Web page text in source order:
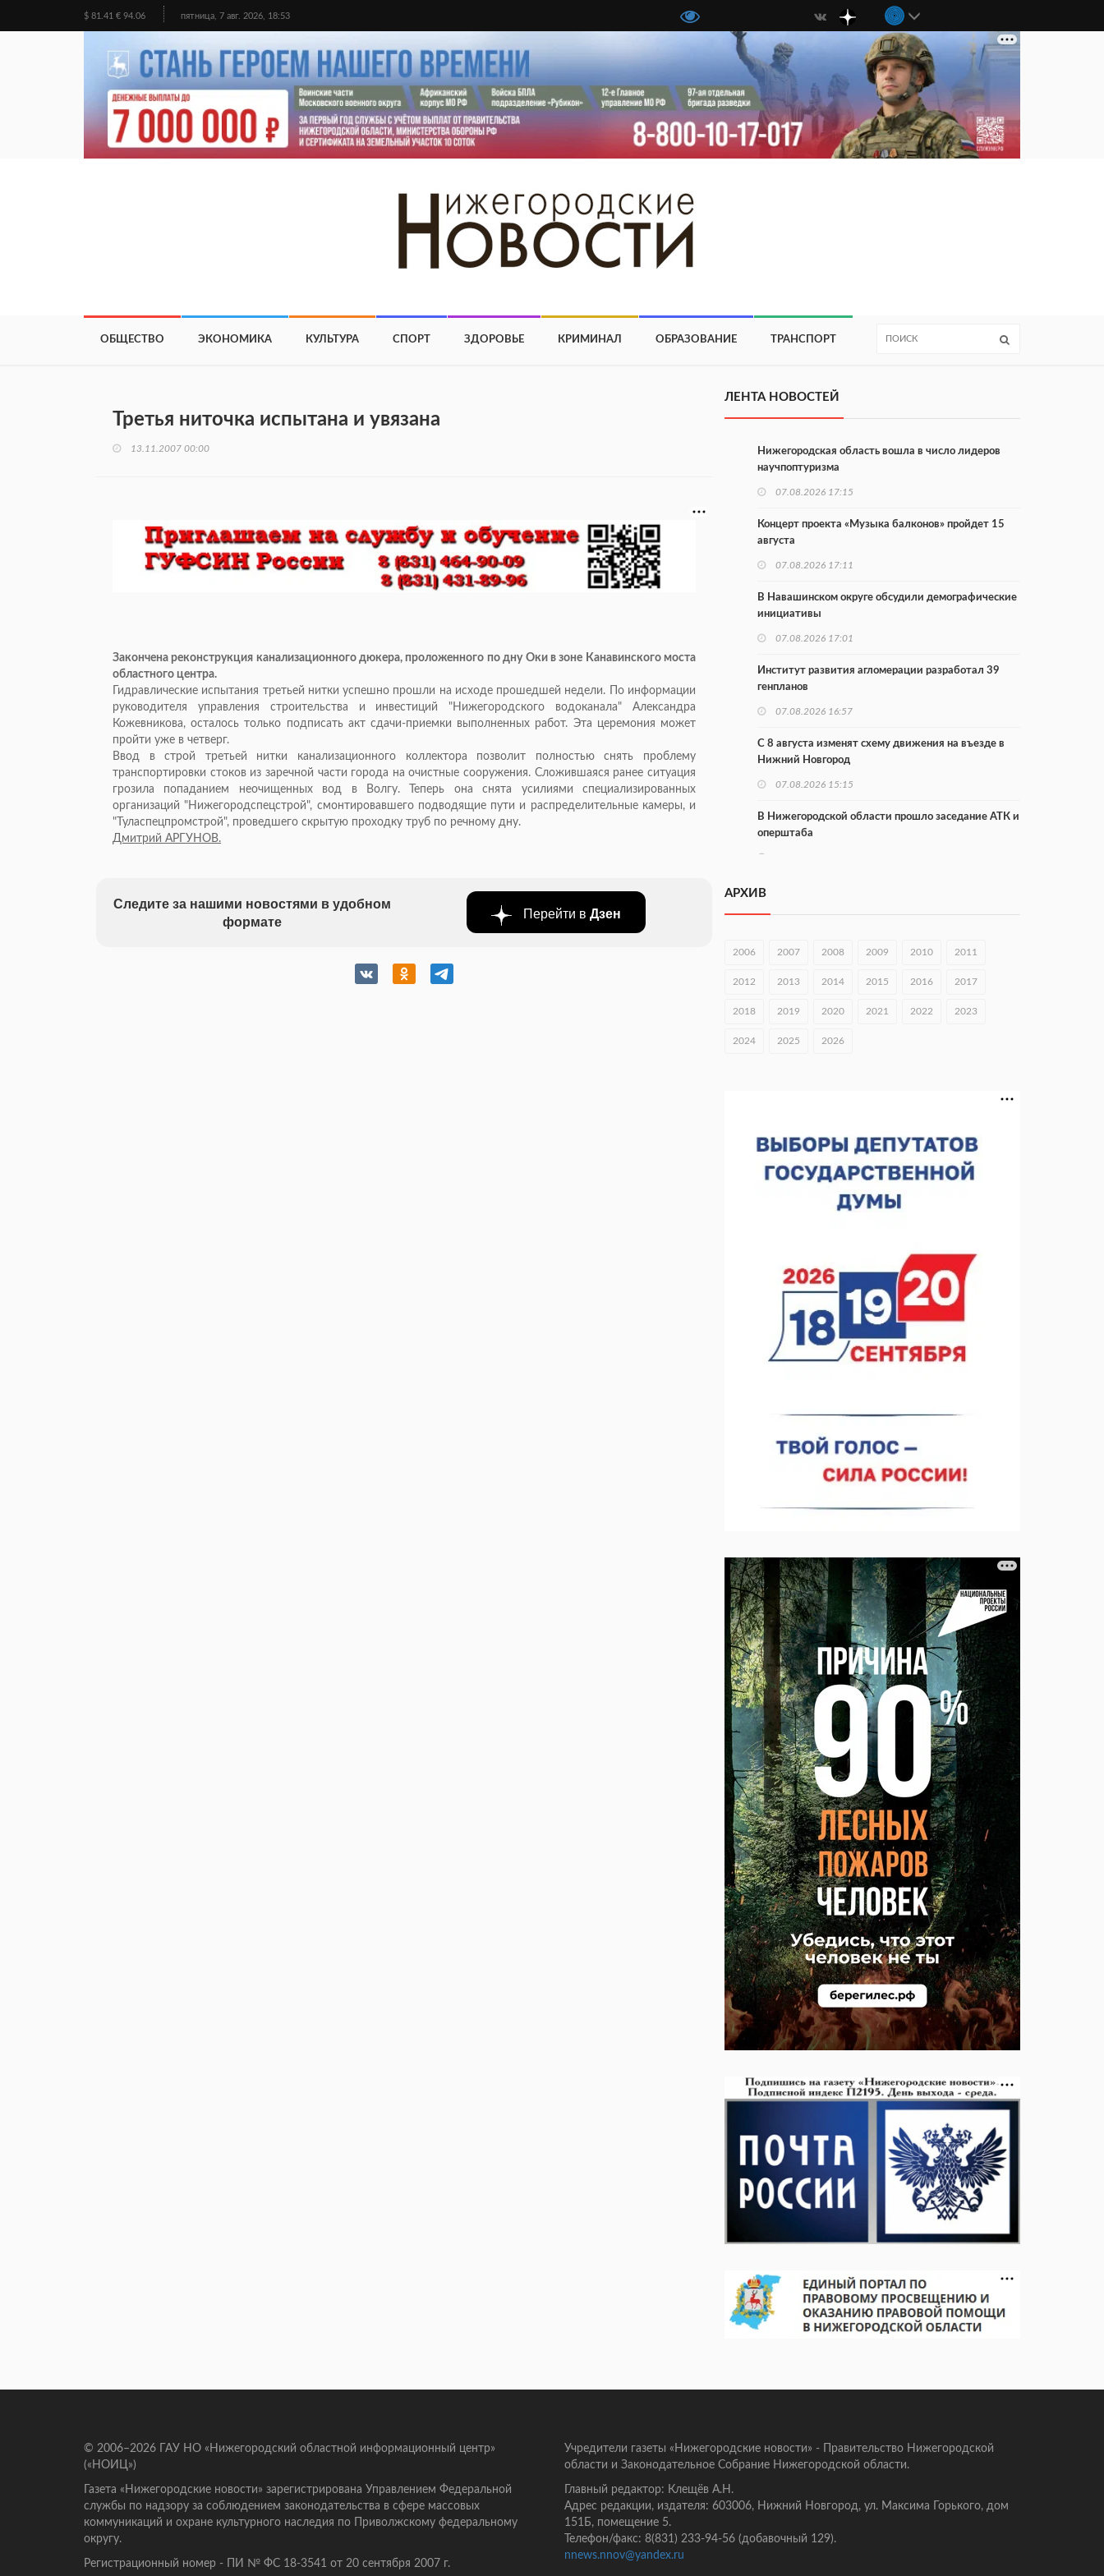
$ 81.41 € 94.06 пятница, 7 авг. 2026, 18:53
ОБЩЕСТВО ЭКОНОМИКА КУЛЬТУРА СПОРТ ЗДОРОВЬЕ КРИМИНАЛ ОБРАЗОВАНИЕ ТРАНСПОРТ
Третья ниточка испытана и увязана
13.11.2007 00:00
Закончена реконструкция канализационного дюкера, проложенного по дну Оки в зоне Канавинского моста
областного центра.
Гидравлические испытания третьей нитки успешно прошли на исходе прошедшей недели. По информации
руководителя управления строительства и инвестиций "Нижегородского водоканала" Александра
Кожевникова, осталось только подписать акт сдачи-приемки выполненных работ. Эта церемония может
пройти уже в четверг.
Ввод в строй третьей нитки канализационного коллектора позволит полностью снять проблему
транспортировки стоков из заречной части города на очистные сооружения. Сложившаяся ранее ситуация
грозила попаданием неочищенных вод в Волгу. Теперь она снята усилиями специализированных
организаций "Нижегородспецстрой", смонтировавшего подводящие пути и распределительные камеры, и
"Туласпецпромстрой", проведшего скрытую проходку труб по речному дну.
Дмитрий АРГУНОВ.
Следите за нашими новостями в удобном
формате
Перейти в Дзен
ЛЕНТА НОВОСТЕЙ
Нижегородская область вошла в число лидеров
научпоптуризма
07.08.2026 17:15
Концерт проекта «Музыка балконов» пройдет 15
августа
07.08.2026 17:11
В Навашинском округе обсудили демографические
инициативы
07.08.2026 17:01
Институт развития агломерации разработал 39
генпланов
07.08.2026 16:57
С 8 августа изменят схему движения на въезде в
Нижний Новгород
07.08.2026 15:15
В Нижегородской области прошло заседание АТК и
оперштаба
В Чкаловске спустили на воду «Метеор-120Р»
07.08.2026 14:01
В Нижегородской области выбрали лучшего
07.08.2026 13:48
строителя
07.08.2026 12:15
В Нижнем Новгороде прошло совещание
Росгвардии
07.08.2026 12:04
Кратковременные перерывы вещания
телерадиопрограмм ожидаются в Нижнем
Новгороде до 16 августа в связи с покраской
телебашни
07.08.2026 11:20
АРХИВ
2006 2007 2008 2009 2010 2011
2012 2013 2014 2015 2016 2017
2018 2019 2020 2021 2022 2023
2024 2025 2026
© 2006–2026 ГАУ НО «Нижегородский областной информационный центр»
(«НОИЦ»)
Газета «Нижегородские новости» зарегистрирована Управлением Федеральной
службы по надзору за соблюдением законодательства в сфере массовых
коммуникаций и охране культурного наследия по Приволжскому федеральному
округу.
Регистрационный номер - ПИ № ФС 18-3541 от 20 сентября 2007 г.
Учредители газеты «Нижегородские новости» - Правительство Нижегородской
области и Законодательное Собрание Нижегородской области.
Главный редактор: Клещёв А.Н.
Адрес редакции, издателя: 603006, Нижний Новгород, ул. Максима Горького, дом
151Б, помещение 5.
Телефон/факс: 8(831) 233-94-56 (добавочный 129).
nnews.nnov@yandex.ru